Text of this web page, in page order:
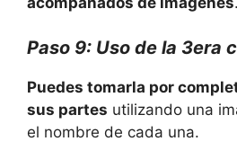
Paso 9: Uso de la 3era
Puedes tomarla por
sus partes utilizando una
el nombre de cada una.